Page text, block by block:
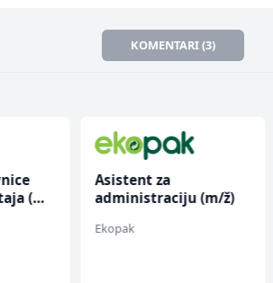
KOMENTARI (3)
(m/
Asistent za
administraciju (m/ž)
Ekopak